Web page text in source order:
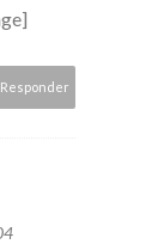
Responder